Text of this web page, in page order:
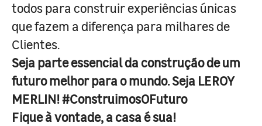
todos para construir experiências únicas
que fazem a diferença para milhares de
Clientes.
Seja parte essencial da construção de um
futuro melhor para o mundo. Seja LEROY
MERLIN! #ConstruimosOFuturo
Fique à vontade, a casa é sua!